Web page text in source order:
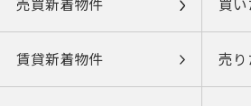
売買新着物件 買
賃貸新着物件 売り